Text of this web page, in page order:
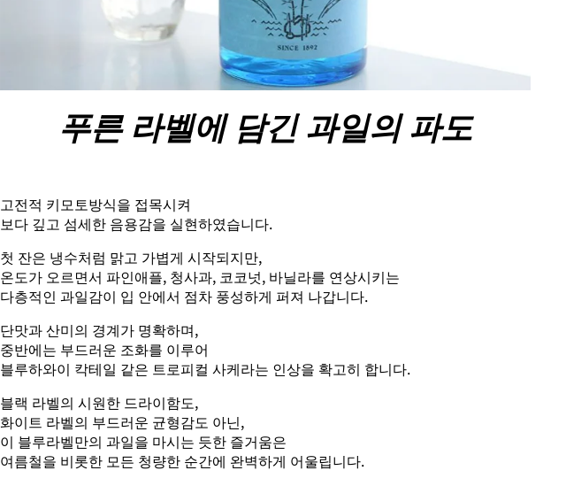
푸른 라벨에 담긴 과일의 파도
고전적 키모토방식을 접목시켜
보다 깊고 섬세한 음용감을 실현하였습니다.
첫 잔은 냉수처럼 맑고 가볍게 시작되지만,
온도가 오르면서 파인애플, 청사과, 코코넛, 바닐라를 연상시키는
다층적인 과일감이 입 안에서 점차 풍성하게 퍼져 나갑니다.
단맛과 산미의 경계가 명확하며,
중반에는 부드러운 조화를 이루어
블루하와이 칵테일 같은 트로피컬 사케라는 인상을 확고히 합니다.
블랙 라벨의 시원한 드라이함도,
화이트 라벨의 부드러운 균형감도 아닌,
이 블루라벨만의 과일을 마시는 듯한 즐거움은
여름철을 비롯한 모든 청량한 순간에 완벽하게 어울립니다.